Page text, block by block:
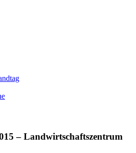
– Landwirtschaftszentrum